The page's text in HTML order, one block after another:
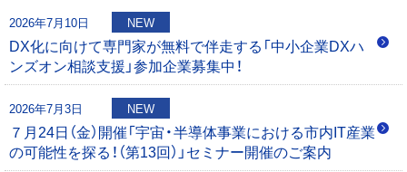
2026年7月10日 NEW
DX化に向けて専門家が無料で伴走する「中小企業DXハ
ンズオン相談支援」参加企業募集中！
2026年7月3日 NEW
７月24日（金）開催「宇宙・半導体事業における市内IT産業
の可能性を探る！（第13回）」セミナー開催のご案内